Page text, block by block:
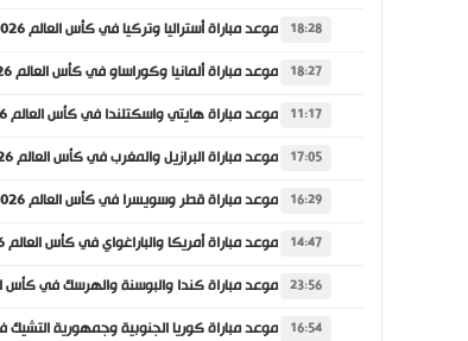
18:28
18:27
11:17
17:05
16:29
14:47
23:56
16:54